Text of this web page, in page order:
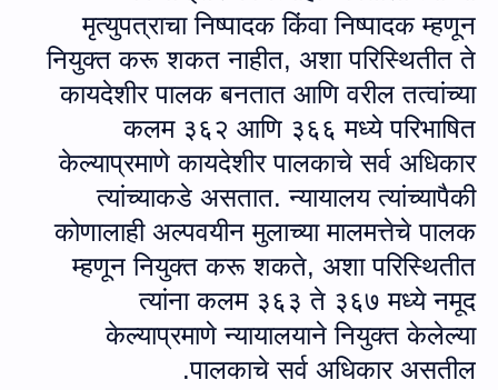
मृत्युपत्राचा निष्पादक किंवा निष्पादक म्हणून
नियुक्त करू शकत नाहीत, अशा परिस्थितीत ते
कायदेशीर पालक बनतात आणि वरील तत्वांच्या
कलम ३६२ आणि ३६६ मध्ये परिभाषित
केल्याप्रमाणे कायदेशीर पालकाचे सर्व अधिकार
त्यांच्याकडे असतात. न्यायालय त्यांच्यापैकी
कोणालाही अल्पवयीन मुलाच्या मालमत्तेचे पालक
म्हणून नियुक्त करू शकते, अशा परिस्थितीत
त्यांना कलम ३६३ ते ३६७ मध्ये नमूद
केल्याप्रमाणे न्यायालयाने नियुक्त केलेल्या
पालकाचे सर्व अधिकार असतील.